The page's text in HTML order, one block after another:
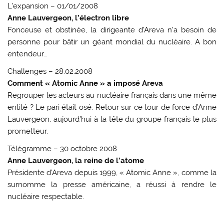
L’expansion – 01/01/2008
Anne Lauvergeon, l’électron libre
Fonceuse et obstinée, la dirigeante d’Areva n’a besoin de
personne pour bâtir un géant mondial du nucléaire. A bon
entendeur…
Challenges – 28.02.2008
Comment « Atomic Anne » a imposé Areva
Regrouper les acteurs au nucléaire français dans une même
entité ? Le pari était osé. Retour sur ce tour de force d’Anne
Lauvergeon, aujourd’hui à la tête du groupe français le plus
prometteur.
Télégramme – 30 octobre 2008
Anne Lauvergeon, la reine de l’atome
Présidente d’Areva depuis 1999, « Atomic Anne », comme la
surnomme la presse américaine, a réussi à rendre le
nucléaire respectable.